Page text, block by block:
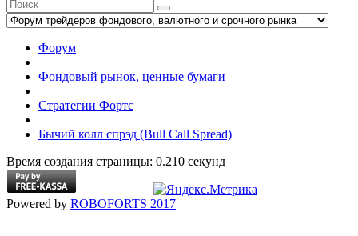
Форум
Фондовый рынок, ценные бумаги
Стратегии Фортс
Бычий колл спрэд (Bull Call Spread)
Время создания страницы: 0.210 секунд
Powered by ROBOFORTS 2017